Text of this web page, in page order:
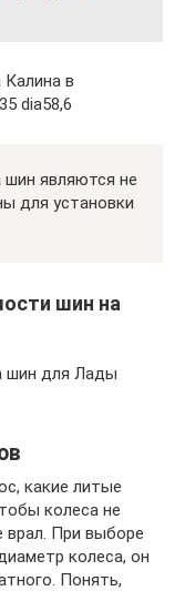
в
dia58,6
являются не
для установки
шин на
шин для Лады
какие литые
колеса не
врал. При выборе
колеса, он
Понять,